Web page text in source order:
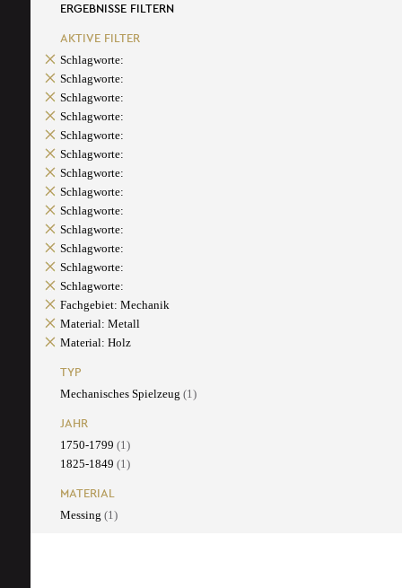
ERGEBNISSE FILTERN
AKTIVE FILTER
Schlagworte:
Schlagworte:
Schlagworte:
Schlagworte:
Schlagworte:
Schlagworte:
Schlagworte:
Schlagworte:
Schlagworte:
Schlagworte:
Schlagworte:
Schlagworte:
Schlagworte:
Fachgebiet: Mechanik
Material: Metall
Material: Holz
TYP
Mechanisches Spielzeug (1)
JAHR
1750-1799 (1)
1825-1849 (1)
MATERIAL
Messing (1)